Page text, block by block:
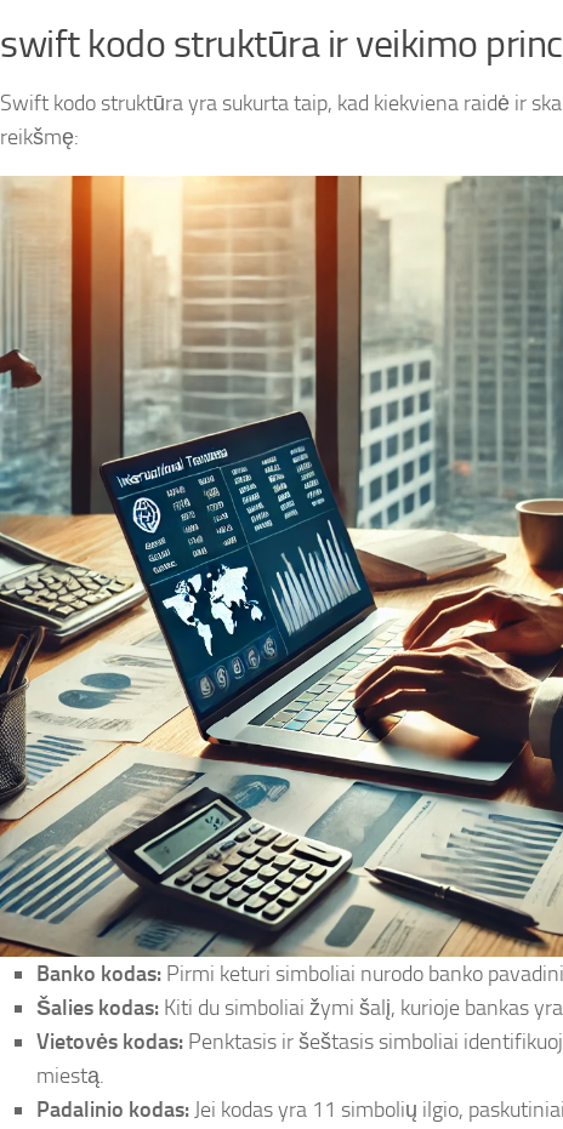
swift kodo struktūra ir veikimo
Swift kodo struktūra yra sukurta taip, kad kiekviena raidė ir
reikšmę:
Banko kodas: Pirmi keturi simboliai nurodo banko
Šalies kodas: Kiti du simboliai žymi šalį, kurioje bankas
Vietovės kodas: Penktasis ir šeštasis simboliai
miestą.
Padalinio kodas: Jei kodas yra 11 simbolių ilgio,